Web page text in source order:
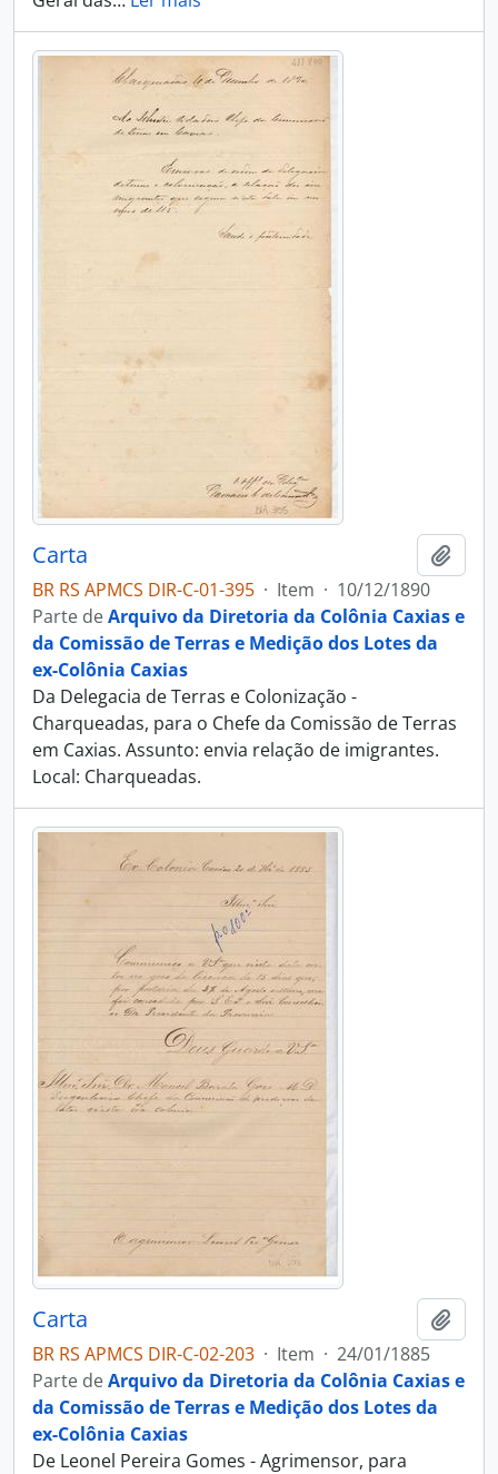
Carta
BR RS APMCS DIR-C-01-395 · Item · 10/12/1890
Parte deArquivo da Diretoria da Colônia Caxias e
da Comissão de Terras e Medição dos Lotes da
ex-Colônia Caxias
Da Delegacia de Terras e Colonização -
Charqueadas, para o Chefe da Comissão de Terras
em Caxias. Assunto: envia relação de imigrantes.
Local: Charqueadas.
Carta
BR RS APMCS DIR-C-02-203 · Item · 24/01/1885
Parte deArquivo da Diretoria da Colônia Caxias e
da Comissão de Terras e Medição dos Lotes da
ex-Colônia Caxias
De Leonel Pereira Gomes - Agrimensor, para